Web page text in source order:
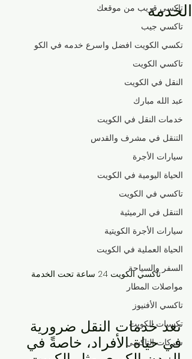
تاكسي قريب من موقعك
تاكسي جيب
تكسي الكويت افضل واسرع خدمه في الكو
تاكسي الكويت
النقل في الكويت
عبد الله مبارك
خدمات النقل في الكويت
التنقل في مشرف والقدس
سيارات الأجرة
الحياة اليومية في الكويت
تاكسي في الكويت
التنقل في الرميثية
سيارات الأجرة الكويتية
الحياة العملية في الكويت
السفر والسياحة
مواصلات المطار
تاكسي الأفنيوز
تكسيات الكويت
شركات التاكسي
الخدمة
تاكسي الكويت 24 ساعة تحت الخدمة
تعد خدمات النقل ضرورية
في حياة الأفراد، خاصةً في